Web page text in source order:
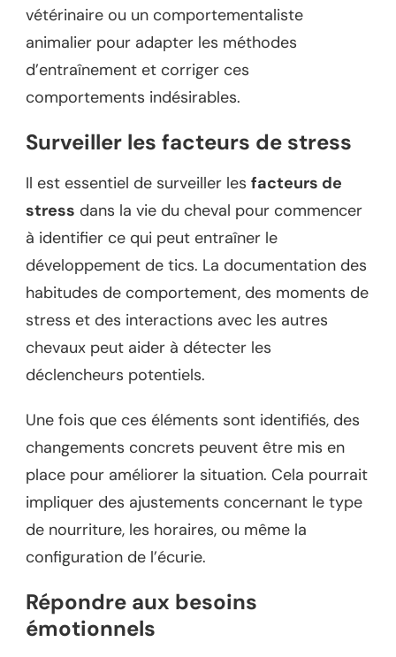
vétérinaire ou un comportementaliste
animalier pour adapter les méthodes
d’entraînement et corriger ces
comportements indésirables.
Surveiller les facteurs de stress
Il est essentiel de surveiller les facteurs de
stress dans la vie du cheval pour commencer
à identifier ce qui peut entraîner le
développement de tics. La documentation des
habitudes de comportement, des moments de
stress et des interactions avec les autres
chevaux peut aider à détecter les
déclencheurs potentiels.
Une fois que ces éléments sont identifiés, des
changements concrets peuvent être mis en
place pour améliorer la situation. Cela pourrait
impliquer des ajustements concernant le type
de nourriture, les horaires, ou même la
configuration de l’écurie.
Répondre aux besoins
émotionnels